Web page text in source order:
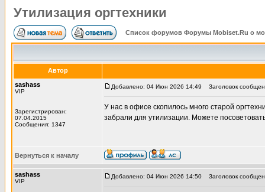
Утилизация оргтехники
Список форумов Форумы Mobiset.Ru о
Автор
sashass
VIP
Зарегистрирован:
07.04.2015
Сообщения: 1347
Добавлено: 04 Июн 2026 14:49 Заголовок
У нас в офисе скопилось много старой
забрали для утилизации. Можете
Вернуться к началу
sashass
VIP
Добавлено: 04 Июн 2026 14:50 Заголовок